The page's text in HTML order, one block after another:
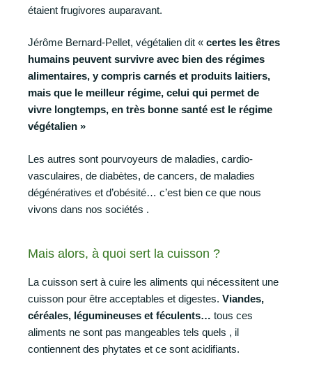
étaient frugivores auparavant.
Jérôme Bernard-Pellet, végétalien dit « certes les êtres
humains peuvent survivre avec bien des régimes
alimentaires, y compris carnés et produits laitiers,
mais que le meilleur régime, celui qui permet de
vivre longtemps, en très bonne santé est le régime
végétalien »
Les autres sont pourvoyeurs de maladies, cardio-
vasculaires, de diabètes, de cancers, de maladies
dégénératives et d’obésité… c’est bien ce que nous
vivons dans nos sociétés .
Mais alors, à quoi sert la cuisson ?
La cuisson sert à cuire les aliments qui nécessitent une
cuisson pour être acceptables et digestes. Viandes,
céréales, légumineuses et féculents… tous ces
aliments ne sont pas mangeables tels quels , il
contiennent des phytates et ce sont acidifiants.